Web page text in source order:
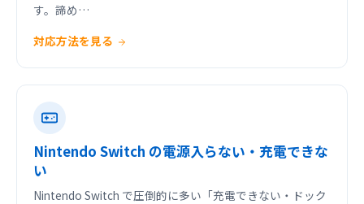
す。諦め…
対応方法を見る
Nintendo Switch の電源入らない・充電できな
い
Nintendo Switch で圧倒的に多い「充電できない・ドック